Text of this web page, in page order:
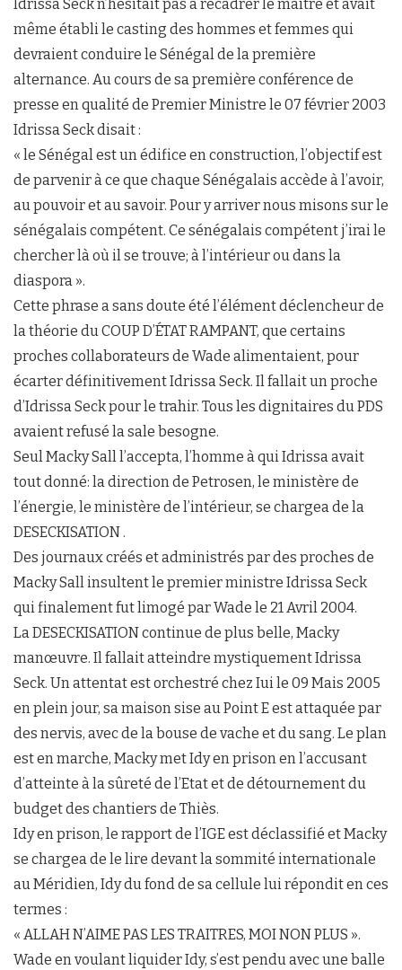
Idrissa Seck n’hésitait pas à recadrer le maître et avait
même établi le casting des hommes et femmes qui
devraient conduire le Sénégal de la première
alternance. Au cours de sa première conférence de
presse en qualité de Premier Ministre le 07 février 2003
Idrissa Seck disait :
« le Sénégal est un édifice en construction, l’objectif est
de parvenir à ce que chaque Sénégalais accède à l’avoir,
au pouvoir et au savoir. Pour y arriver nous misons sur le
sénégalais compétent. Ce sénégalais compétent j’irai le
chercher là où il se trouve; à l’intérieur ou dans la
diaspora ».
Cette phrase a sans doute été l’élément déclencheur de
la théorie du COUP D’ÉTAT RAMPANT, que certains
proches collaborateurs de Wade alimentaient, pour
écarter définitivement Idrissa Seck. Il fallait un proche
d’Idrissa Seck pour le trahir. Tous les dignitaires du PDS
avaient refusé la sale besogne.
Seul Macky Sall l’accepta, l’homme à qui Idrissa avait
tout donné: la direction de Petrosen, le ministère de
l’énergie, le ministère de l’intérieur, se chargea de la
DESECKISATION .
Des journaux créés et administrés par des proches de
Macky Sall insultent le premier ministre Idrissa Seck
qui finalement fut limogé par Wade le 21 Avril 2004.
La DESECKISATION continue de plus belle, Macky
manœuvre. Il fallait atteindre mystiquement Idrissa
Seck. Un attentat est orchestré chez Iui le 09 Mais 2005
en plein jour, sa maison sise au Point E est attaquée par
des nervis, avec de la bouse de vache et du sang. Le plan
est en marche, Macky met Idy en prison en l’accusant
d’atteinte à la sûreté de l’Etat et de détournement du
budget des chantiers de Thiès.
Idy en prison, le rapport de l’IGE est déclassifié et Macky
se chargea de le lire devant la sommité internationale
au Méridien, Idy du fond de sa cellule lui répondit en ces
termes :
« ALLAH N’AIME PAS LES TRAITRES, MOI NON PLUS ».
Wade en voulant liquider Idy, s’est pendu avec une balle